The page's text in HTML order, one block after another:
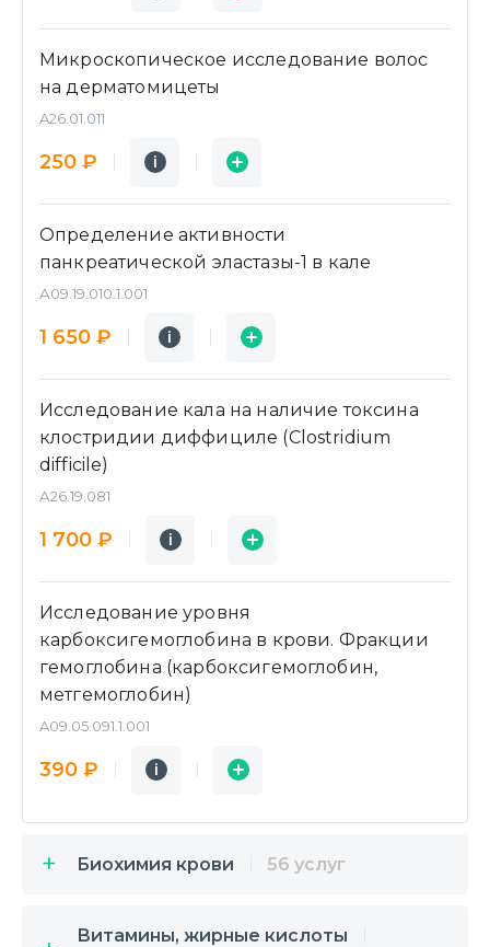
Микроскопическое исследование волос
на дерматомицеты
A26.01.011
250 ₽ i
Подробнее
i
Заявка
Определение активности
панкреатической эластазы-1 в кале
А09.19.010.1.001
1 650 ₽ i
Подробнее
i
Заявка
Исследование кала на наличие токсина
клостридии диффициле (Clostridium
difficile)
А26.19.081
1 700 ₽ i
Подробнее
i
Заявка
Исследование уровня
карбоксигемоглобина в крови. Фракции
гемоглобина (карбоксигемоглобин,
метгемоглобин)
A09.05.091.1.001
390 ₽ i
Подробнее
i
Заявка
Биохимия крови 56 услуг
Витамины, жирные кислоты